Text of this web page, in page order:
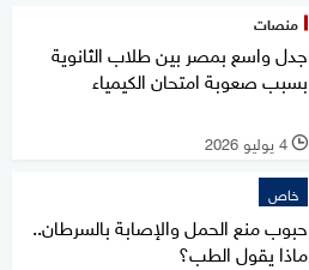
منصات
جدل واسع بمصر بين طلاب الثانوية
بسبب صعوبة امتحان الكيمياء
l 4 يوليو 2026
خاص
حبوب منع الحمل والإصابة بالسرطان..
ماذا يقول الطب؟